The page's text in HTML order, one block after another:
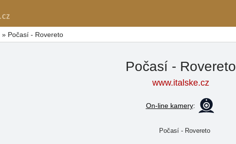
» Počasí - Rovereto
Počasí - Rovereto
www.italske.cz
On-line kamery: